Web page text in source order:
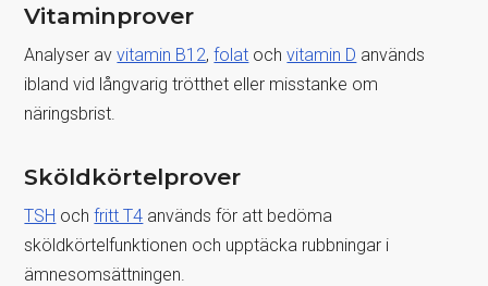
Vitaminprover
Analyser avvitamin B12,folat ochvitamin D används
ibland vid långvarig trötthet eller misstanke om
näringsbrist.
Sköldkörtelprover
TSH ochfritt T4 används för att bedöma
sköldkörtelfunktionen och upptäcka rubbningar i
ämnesomsättningen.